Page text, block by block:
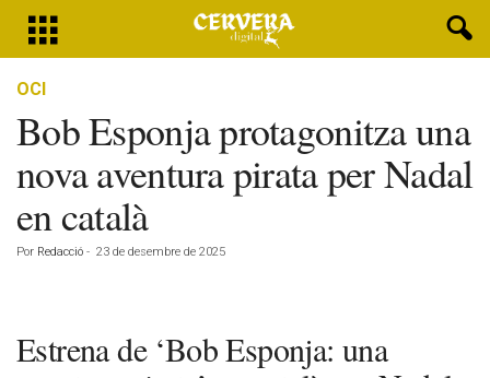
OCI
Bob Esponja protagonitza una
nova aventura pirata per Nadal
en català
Por Redacció - 23 de desembre de 2025
Estrena de ‘Bob Esponja: una